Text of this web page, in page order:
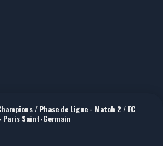
/ Phase de Ligue - Match 2 / FC
Paris Saint-Germain